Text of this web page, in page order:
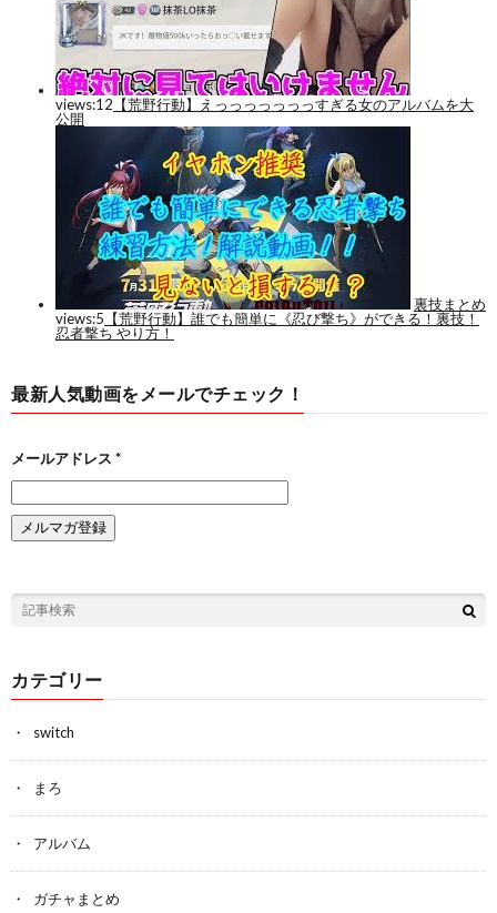
最新人気動画をメールでチェック！
メールアドレス *
カテゴリー
switch
まろ
アルバム
ガチャまとめ